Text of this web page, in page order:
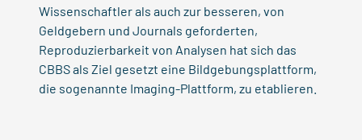
Wissenschaftler als auch zur besseren, von
Geldgebern und Journals geforderten,
Reproduzierbarkeit von Analysen hat sich das
CBBS als Ziel gesetzt eine Bildgebungsplattform,
die sogenannte Imaging-Plattform, zu etablieren.